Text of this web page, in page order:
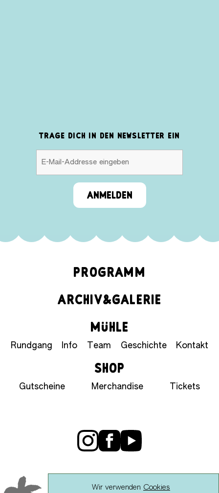
TRAGE DICH IN DEN NEWSLETTER EIN
ANMELDEN
PROGRAMM
ARCHIV&GALERIE
MÜHLE
Rundgang Info Team Geschichte Kontakt
SHOP
Gutscheine Merchandise Tickets
Wir verwenden Cookies